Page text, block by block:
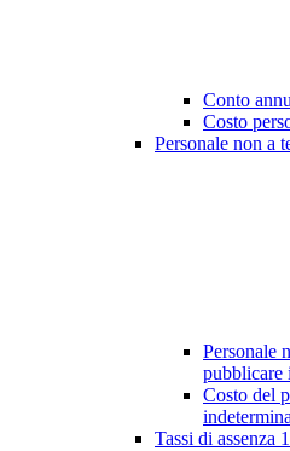
Conto
Costo
Personale non a
Personale
pubblicare
Costo del
Tassi di assenza